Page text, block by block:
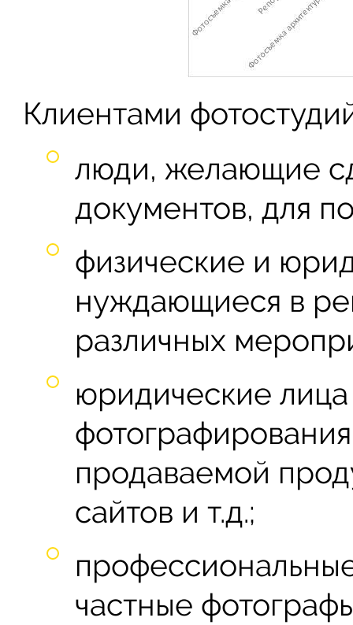
Клиентами
люди, желающие
документов, для
физические и
нуждающиеся в
различных
юридические
продаваемой
сайтов и т.д.;
частные